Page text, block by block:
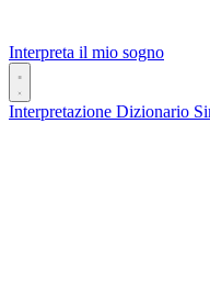
Interpreta il mio sogno
Interpretazione Dizionario